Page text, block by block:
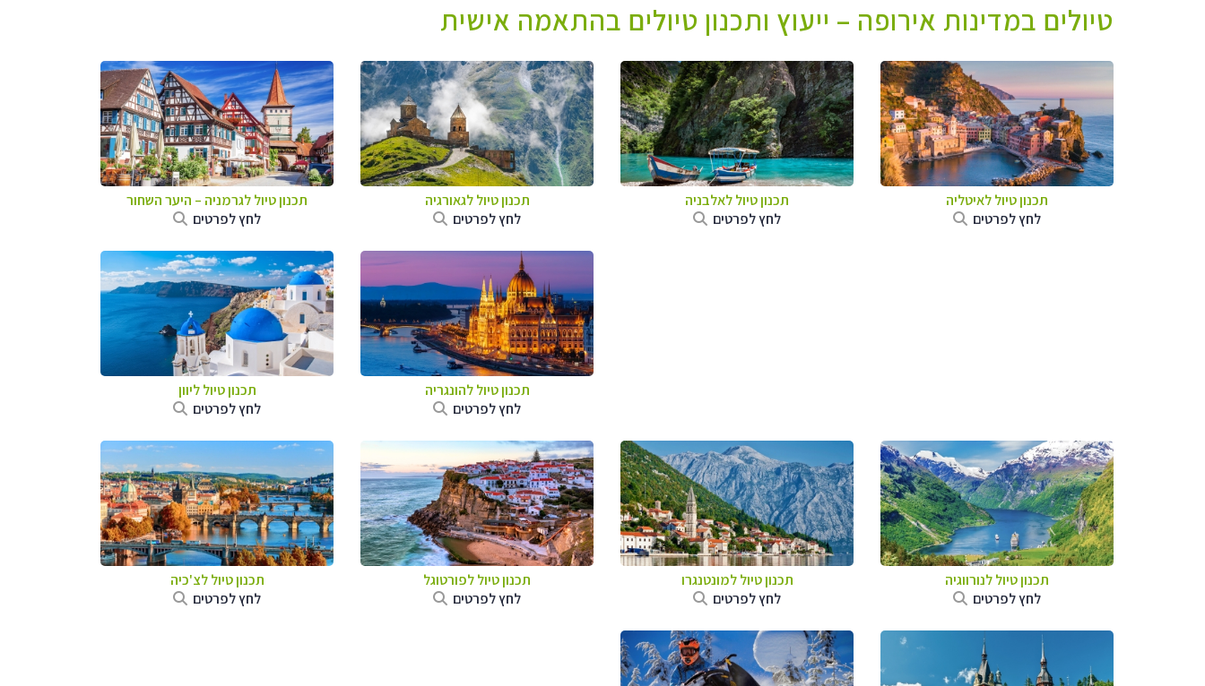
טיולים במדינות אירופה – ייעוץ ותכנון טיולים בהתאמה אישית
תכנון טיול לאיטליה
לחץ לפרטים
תכנון טיול לאלבניה
לחץ לפרטים
תכנון טיול לגאורגיה
לחץ לפרטים
תכנון טיול לגרמניה – היער השחור
לחץ לפרטים
תכנון טיול להונגריה
לחץ לפרטים
תכנון טיול ליוון
לחץ לפרטים
תכנון טיול לנורווגיה
לחץ לפרטים
תכנון טיול למונטנגרו
לחץ לפרטים
תכנון טיול לפורטוגל
לחץ לפרטים
תכנון טיול לצ'כיה
לחץ לפרטים